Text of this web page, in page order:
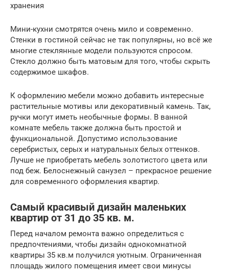
хранения
Мини-кухни смотрятся очень мило и современно.
Стенки в гостиной сейчас не так популярны, но всё же
многие стеклянные модели пользуются спросом.
Стекло должно быть матовым для того, чтобы скрыть
содержимое шкафов.
К оформлению мебели можно добавить интересные
растительные мотивы или декоративный камень. Так,
ручки могут иметь необычные формы. В ванной
комнате мебель также должна быть простой и
функциональной. Допустимо использование
серебристых, серых и натуральных белых оттенков.
Лучше не приобретать мебель золотистого цвета или
под беж. Белоснежный санузел – прекрасное решение
для современного оформления квартир.
Самый красивый дизайн маленьких
квартир от 31 до 35 кв. м.
Перед началом ремонта важно определиться с
предпочтениями, чтобы дизайн однокомнатной
квартиры 35 кв.м получился уютным. Ограниченная
площадь жилого помещения имеет свои минусы